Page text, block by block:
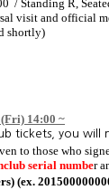
/ Standing R,
visit and official
shortly)
14:00 ~
tickets, you will
to those who
serial number
(ex.